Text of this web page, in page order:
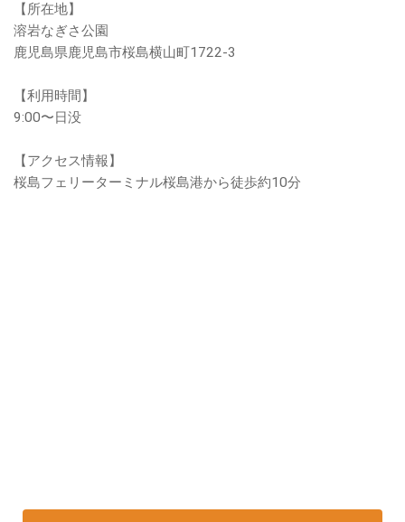
【所在地】
溶岩なぎさ公園
鹿児島県鹿児島市桜島横山町1722-3
【利用時間】
9:00〜日没
【アクセス情報】
桜島フェリーターミナル桜島港から徒歩約10分